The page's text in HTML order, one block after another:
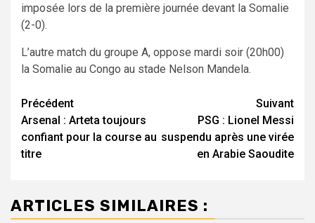
imposée lors de la première journée devant la Somalie
(2-0).
L’autre match du groupe A, oppose mardi soir (20h00)
la Somalie au Congo au stade Nelson Mandela.
Navigation
d’article
Précédent
Arsenal : Arteta toujours
confiant pour la course au
titre
Suivant
PSG : Lionel Messi
suspendu après une virée
en Arabie Saoudite
ARTICLES SIMILAIRES :